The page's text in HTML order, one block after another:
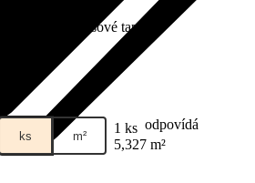
Lepidlo na vliesové tapety
ks m² 1 ks odpovídá
5,327 m²